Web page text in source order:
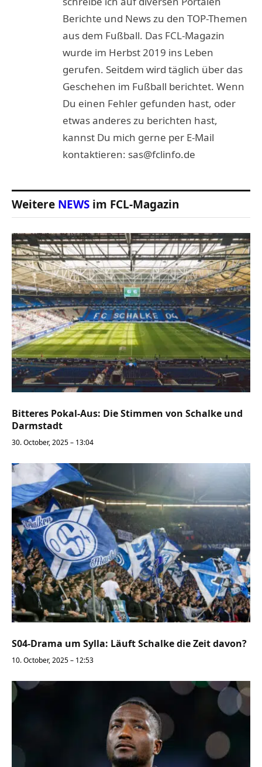
Berichte und News zu den TOP-Themen
aus dem Fußball. Das FCL-Magazin
wurde im Herbst 2019 ins Leben
gerufen. Seitdem wird täglich über das
Geschehen im Fußball berichtet. Wenn
Du einen Fehler gefunden hast, oder
etwas anderes zu berichten hast,
kannst Du mich gerne per E-Mail
kontaktieren: sas@fclinfo.de
Weitere NEWS im FCL-Magazin
Bitteres Pokal-Aus: Die Stimmen von Schalke und
Darmstadt
30. October, 2025 – 13:04
S04-Drama um Sylla: Läuft Schalke die Zeit davon?
10. October, 2025 – 12:53